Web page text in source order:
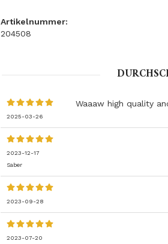
Artikelnummer:
204508
2025-03-26
Waaaw high quality
2023-12-17
Saber
2023-09-28
2023-07-20